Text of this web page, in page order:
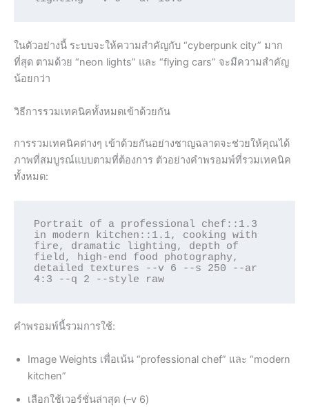
ในตัวอย่างนี้ ระบบจะให้ความสำคัญกับ “cyberpunk city” มาก
ที่สุด ตามด้วย “neon lights” และ “flying cars” จะมีความสำคัญ
น้อยกว่า
วิธีการรวมเทคนิคทั้งหมดเข้าด้วยกัน
การรวมเทคนิคต่างๆ เข้าด้วยกันอย่างชาญฉลาดจะช่วยให้คุณได้
ภาพที่สมบูรณ์แบบตามที่ต้องการ ตัวอย่างคำพรอมพ์ที่รวมเทคนิค
ทั้งหมด:
Portrait of a professional chef::1.3
in modern kitchen::1.1, cooking with
fire, dramatic lighting, depth of
field, high-end food photography,
detailed textures --v 6 --s 250 --ar
คำพรอมพ์นี้รวมการใช้:
Image Weights เพื่อเน้น “professional chef” และ “modern
kitchen”
เลือกใช้เวอร์ชั่นล่าสุด (–v 6)